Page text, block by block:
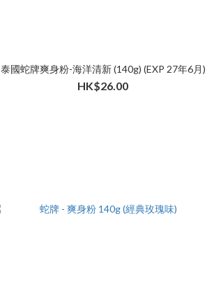
泰國蛇牌爽身粉-海洋清新 (140g) (EXP 27年6月)
HK$26.00